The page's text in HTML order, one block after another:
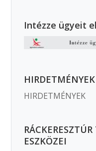
Intézze ügyeit
HIRDETMÉNYEK
HIRDETMÉNYEK
ESZKÖZEI